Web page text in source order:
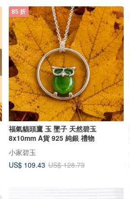
85 折
福氣貓頭鷹 玉 墜子 天然碧玉
8x10mm A貨 925 純銀 禮物
小家碧玉
US$ 109.43 US$ 128.73